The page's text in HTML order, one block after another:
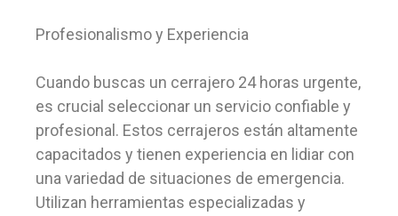
Profesionalismo y Experiencia
Cuando buscas un cerrajero 24 horas urgente,
es crucial seleccionar un servicio confiable y
profesional. Estos cerrajeros están altamente
capacitados y tienen experiencia en lidiar con
una variedad de situaciones de emergencia.
Utilizan herramientas especializadas y